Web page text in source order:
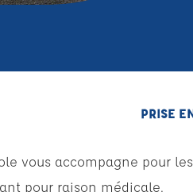
PRISE
vous accompagne pour
pour raison médicale.